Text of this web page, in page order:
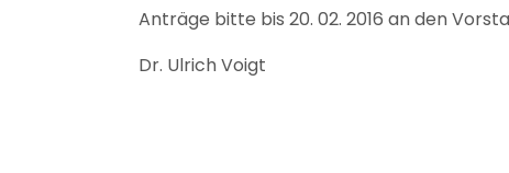
Anträge bitte bis 20. 02. 2016 an den
Dr. Ulrich Voigt